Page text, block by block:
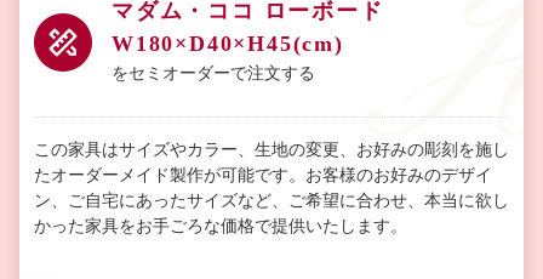
マダム・ココ ローボード
W180×D40×H45(cm)
をセミオーダーで注文する
この家具はサイズやカラー、生地の変更、お好みの彫刻を施し
たオーダーメイド製作が可能です。お客様のお好みのデザイ
ン、ご自宅にあったサイズなど、ご希望に合わせ、本当に欲し
かった家具をお手ごろな価格で提供いたします。